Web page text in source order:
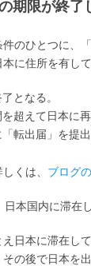
期限が終
のひとつに、
に住所を有し
となる。
超えて日本に再
転出届」を提
くは、 ブログ
日本国内に滞在
日本に滞在し
の後で日本を